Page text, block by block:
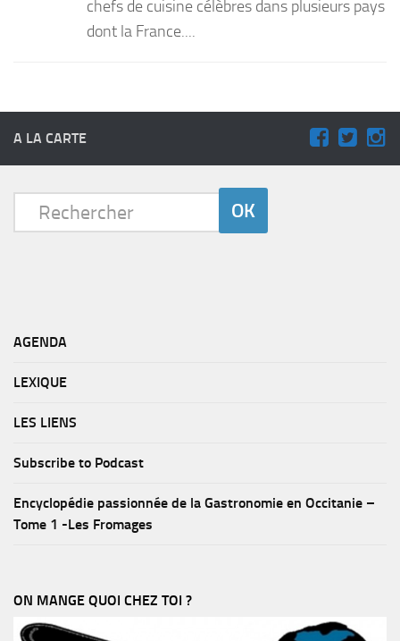
chefs de cuisine célèbres dans plusieurs pays
dont la France....
A LA CARTE
AGENDA
LEXIQUE
LES LIENS
Subscribe to Podcast
Encyclopédie passionnée de la Gastronomie en Occitanie –
Tome 1 -Les Fromages
ON MANGE QUOI CHEZ TOI ?